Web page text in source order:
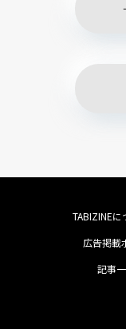
TABIZINEに
広告掲載
記事